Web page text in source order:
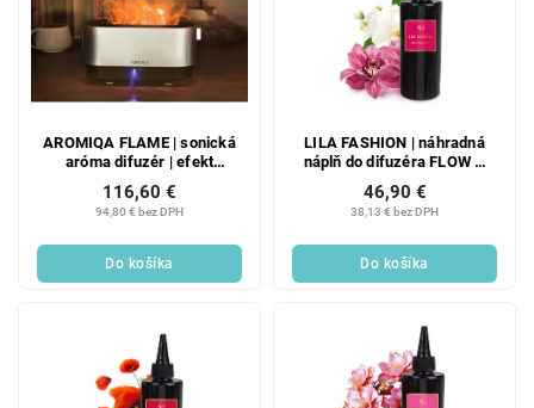
AROMIQA FLAME | sonická
aróma difuzér | efekt
plameňa & meniace LED
osvetlenie | časovač 2–6 h
94,80 € bez DPH
116,60 €
Do košíka
LILA FASHION | náhradná
náplň do difuzéra FLOW &
tyčinky | PARFUMIA® | 200
ml
38,13 € bez DPH
46,90 €
Do košíka